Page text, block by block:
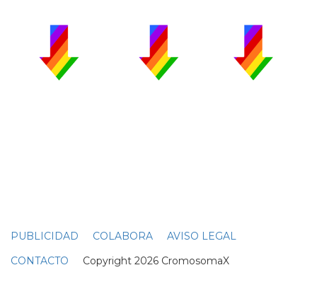
PUBLICIDAD COLABORA
AVISO LEGAL
CONTACTO Copyright 2026 CromosomaX